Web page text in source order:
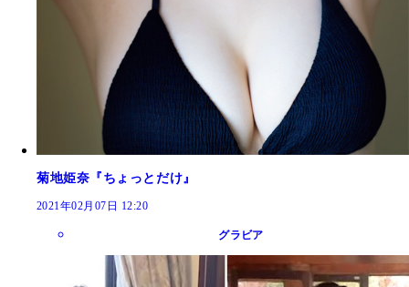
菊地姫奈『ちょっとだけ』
2021年02月07日 12:20
グラビア